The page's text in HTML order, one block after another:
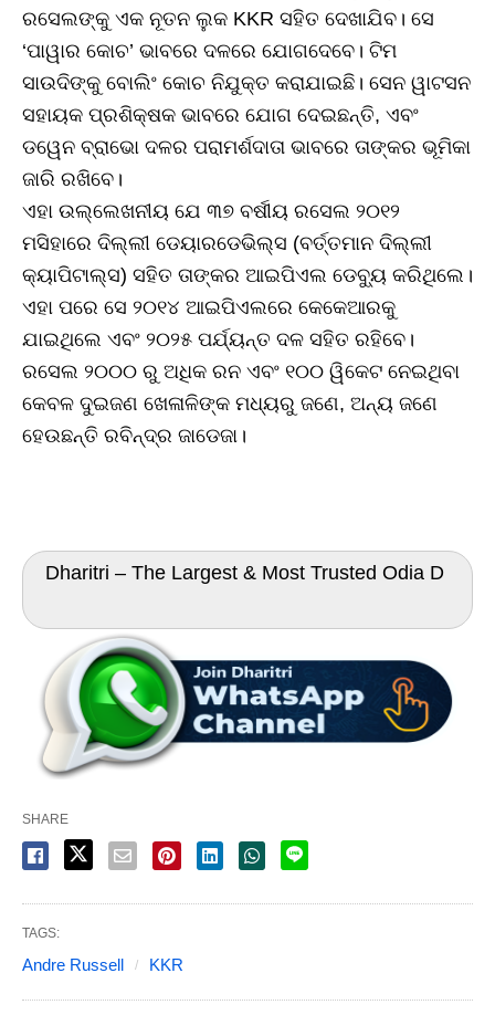
ରସେଲଙ୍କୁ ଏକ ନୂତନ ଲୁକ KKR ସହିତ ଦେଖାଯିବ। ସେ
‘ପାୱାର କୋଚ’ ଭାବରେ ଦଳରେ ଯୋଗଦେବେ। ଟିମ
ସାଉଦିଙ୍କୁ ବୋଲିଂ କୋଚ ନିଯୁକ୍ତ କରାଯାଇଛି। ସେନ ୱାଟସନ
ସହାୟକ ପ୍ରଶିକ୍ଷକ ଭାବରେ ଯୋଗ ଦେଇଛନ୍ତି, ଏବଂ
ଡୱେନ ବ୍ରାଭୋ ଦଳର ପରାମର୍ଶଦାତା ଭାବରେ ତାଙ୍କର ଭୂମିକା
ଜାରି ରଖିବେ।
ଏହା ଉଲ୍ଲେଖନୀୟ ଯେ ୩୭ ବର୍ଷୀୟ ରସେଲ ୨୦୧୨
ମସିହାରେ ଦିଲ୍ଲୀ ଡେୟାରଡେଭିଲ୍ସ (ବର୍ତ୍ତମାନ ଦିଲ୍ଲୀ
କ୍ୟାପିଟାଲ୍ସ) ସହିତ ତାଙ୍କର ଆଇପିଏଲ ଡେବ୍ୟୁ କରିଥିଲେ।
ଏହା ପରେ ସେ ୨୦୧୪ ଆଇପିଏଲରେ କେକେଆରକୁ
ଯାଇଥିଲେ ଏବଂ ୨୦୨୫ ପର୍ଯ୍ୟନ୍ତ ଦଳ ସହିତ ରହିବେ।
ରସେଲ ୨୦୦୦ ରୁ ଅଧିକ ରନ ଏବଂ ୧୦୦ ୱିକେଟ ନେଇଥିବା
କେବଳ ଦୁଇଜଣ ଖେଳାଳିଙ୍କ ମଧ୍ୟରୁ ଜଣେ, ଅନ୍ୟ ଜଣେ
ହେଉଛନ୍ତି ରବିନ୍ଦ୍ର ଜାଡେଜା।
Dharitri – The Largest & Most Trusted Odia D
SHARE
TAGS:
Andre Russell KKR